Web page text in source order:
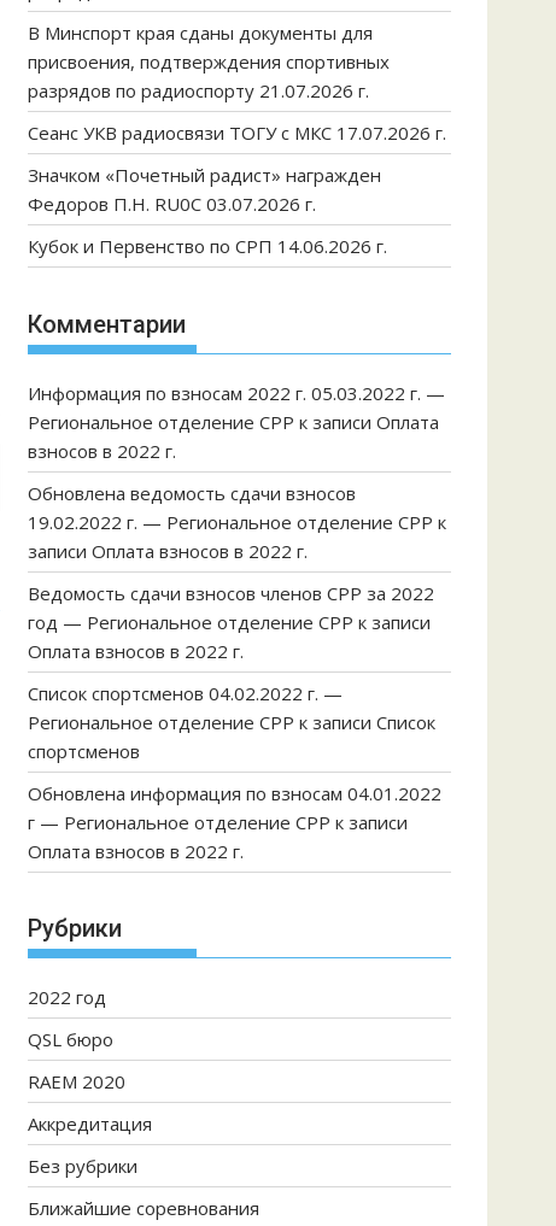
В Минспорт края сданы документы для
присвоения, подтверждения спортивных
разрядов по радиоспорту 21.07.2026 г.
Сеанс УКВ радиосвязи ТОГУ с МКС 17.07.2026 г.
Значком «Почетный радист» награжден
Федоров П.Н. RU0C 03.07.2026 г.
Кубок и Первенство по СРП 14.06.2026 г.
Комментарии
Информация по взносам 2022 г. 05.03.2022 г. —
Региональное отделение СРР к записи Оплата
взносов в 2022 г.
Обновлена ведомость сдачи взносов
19.02.2022 г. — Региональное отделение СРР к
записи Оплата взносов в 2022 г.
Ведомость сдачи взносов членов СРР за 2022
год — Региональное отделение СРР к записи
Оплата взносов в 2022 г.
Список спортсменов 04.02.2022 г. —
Региональное отделение СРР к записи Список
спортсменов
Обновлена информация по взносам 04.01.2022
г — Региональное отделение СРР к записи
Оплата взносов в 2022 г.
Рубрики
2022 год
QSL бюро
RAEM 2020
Аккредитация
Без рубрики
Ближайшие соревнования